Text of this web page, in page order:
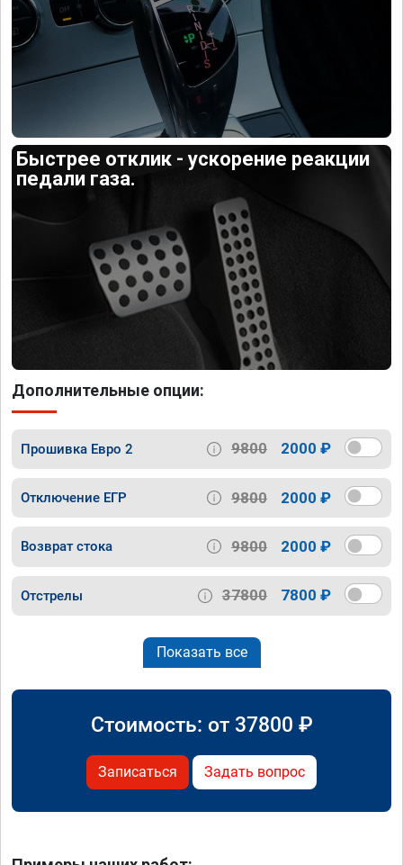
Быстрее отклик - ускорение реакции
педали газа.
Дополнительные опции:
Прошивка Евро 2 9800 2000 ₽
Отключение ЕГР 9800 2000 ₽
Возврат стока 9800 2000 ₽
Отстрелы 37800 7800 ₽
Показать все
Стоимость: от 37800 ₽
Записаться Задать вопрос